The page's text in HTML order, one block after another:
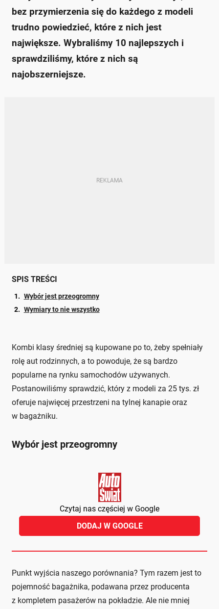
bez przymierzenia się do każdego z modeli
trudno powiedzieć, które z nich jest
największe. Wybraliśmy 10 najlepszych i
sprawdziliśmy, które z nich są
najobszerniejsze.
SPIS TREŚCI
Wybór jest przeogromny
Wymiary to nie wszystko
Kombi klasy średniej są kupowane po to, żeby spełniały
rolę aut rodzinnych, a to powoduje, że są bardzo
popularne na rynku samochodów używanych.
Postanowiliśmy sprawdzić, który z modeli za 25 tys. zł
oferuje najwięcej przestrzeni na tylnej kanapie oraz
w bagażniku.
Wybór jest przeogromny
Czytaj nas częściej w Google
DODAJ W GOOGLE
Punkt wyjścia naszego porównania? Tym razem jest to
pojemność bagażnika, podawana przez producenta
z kompletem pasażerów na pokładzie. Ale nie mniej